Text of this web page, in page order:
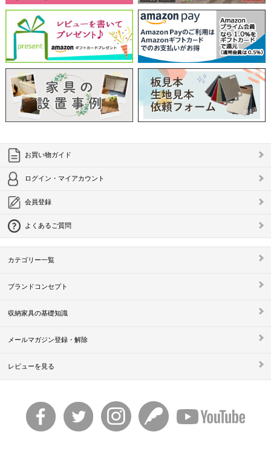
お買い物ガイド
ログイン・マイアカウント
会員登録
よくあるご質問
カテゴリー一覧
ブランドコンセプト
収納家具の基礎知識
メールマガジン登録・解除
レビューを見る